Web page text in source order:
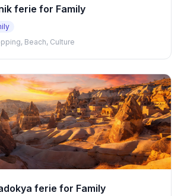
ferie for Family
Beach, Culture
ferie for Family